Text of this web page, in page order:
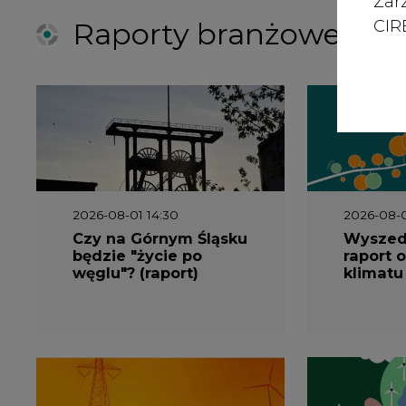
2026-08-01 14:30
Czy na Górnym Śląsku
będzie "życie po
węglu"? (raport)
2026-08-
raport o
klimatu